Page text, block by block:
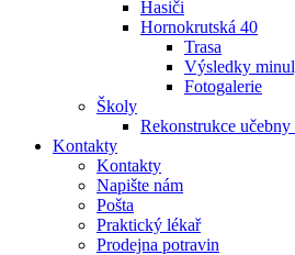
Hasiči
Hornokrutská 40
Trasa
Výsledky
Fotogalerie
Školy
Rekonstrukce
Kontakty
Kontakty
Napište nám
Pošta
Praktický lékař
Prodejna potravin